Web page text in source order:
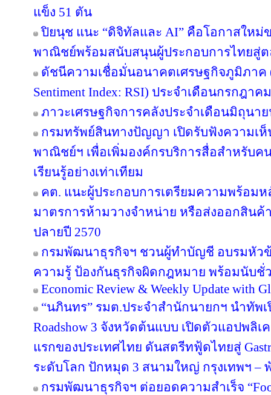
แข็ง 51 ตัน
ปิยนุช แนะ “ดิจิทัลและ AI” คือโอกาสใหม่
พาณิชย์พร้อมสนับสนุนผู้ประกอบการไทยสู่
ดัชนีความเชื่อมั่นอนาคตเศรษฐกิจภูมิภาค
Sentiment Index: RSI) ประจำเดือนกรกฎาค
ภาวะเศรษฐกิจการคลังประจำเดือนมิถุนาย
กรมทรัพย์สินทางปัญญา เปิดรับฟังความเห็
พาณิชย์ฯ เพื่อเพิ่มองค์กรบริการสื่อสำหรับค
เรียนรู้อย่างเท่าเทียม
คต. แนะผู้ประกอบการเตรียมความพร้อมห
มาตรการห้ามวางจำหน่าย หรือส่งออกสินค้
ปลายปี 2570
กรมพัฒนาธุรกิจฯ ชวนผู้ทำบัญชี อบรมหัวข้
ความรู้ ป้องกันธุรกิจผิดกฎหมาย พร้อมนับชั่ว
Economic Review & Weekly Update with
“นภินทร” รมต.ประจำสำนักนายกฯ นำทัพเปิ
Roadshow 3 จังหวัดต้นแบบ เปิดตัวแอปพลิเค
แรกของประเทศไทย ดันสตรีทฟู้ดไทยสู่
ระดับโลก ปักหมุด 3 สนามใหญ่ กรุงเทพฯ –
กรมพัฒนาธุรกิจฯ ต่อยอดความสำเร็จ